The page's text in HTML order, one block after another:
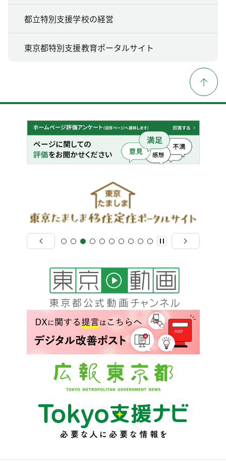
都立特別支援学校の経営
東京都特別支援教育ポータルサイト